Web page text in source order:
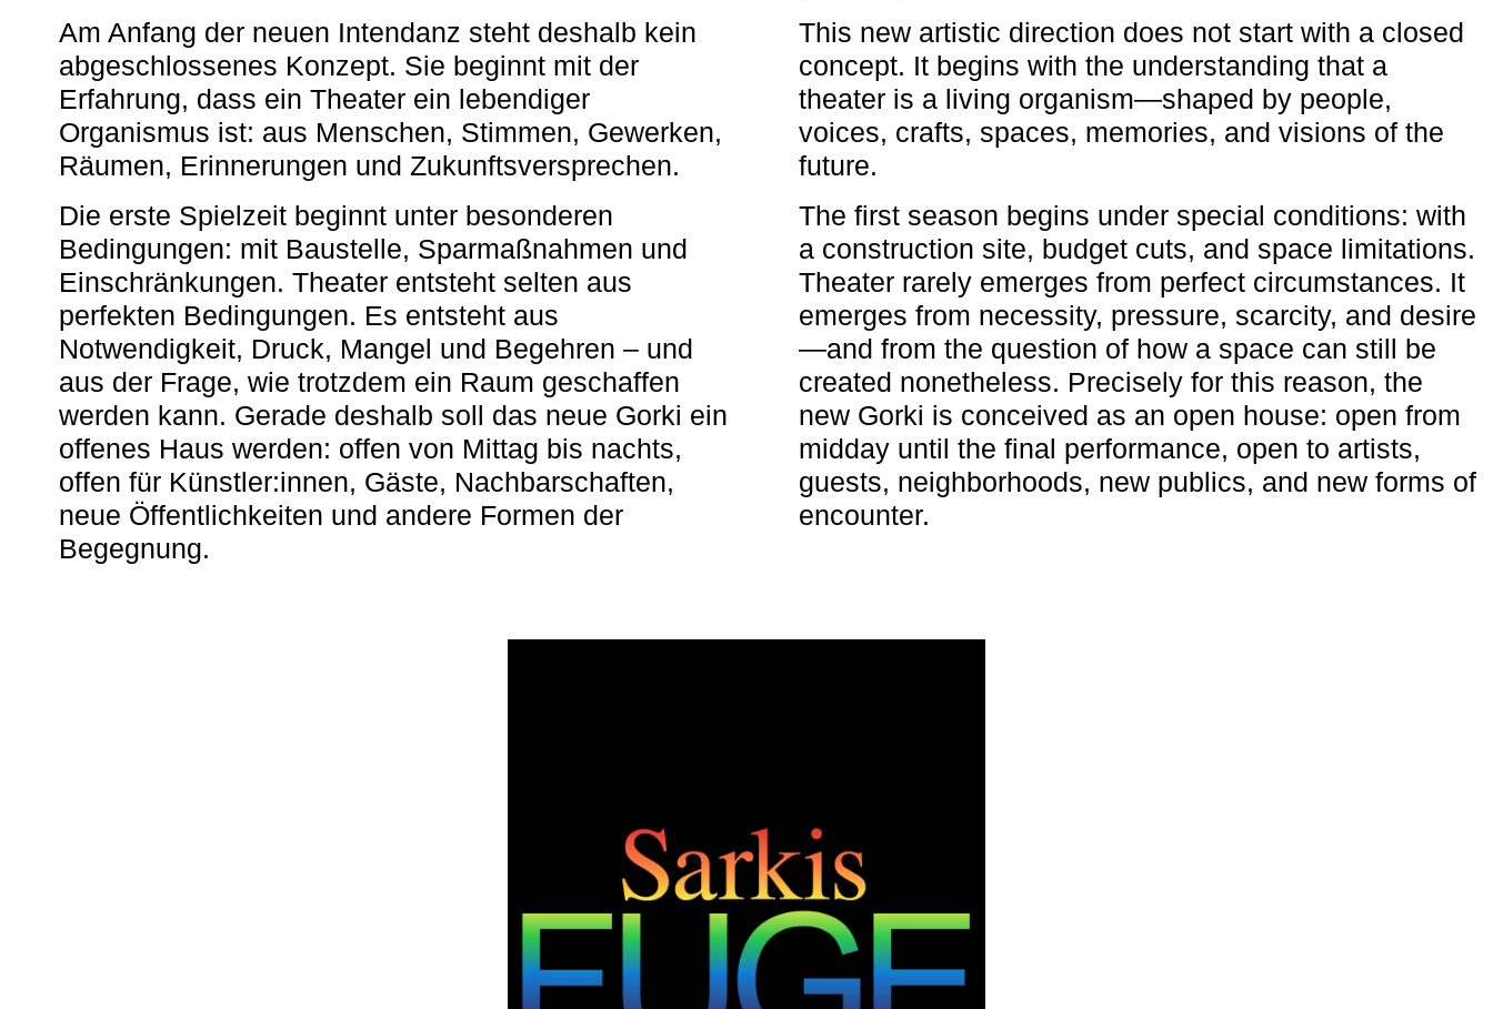
Am Anfang der neuen Intendanz steht deshalb kein
abgeschlossenes Konzept. Sie beginnt mit der
Erfahrung, dass ein Theater ein lebendiger
Organismus ist: aus Menschen, Stimmen, Gewerken,
Räumen, Erinnerungen und Zukunftsversprechen.
Die erste Spielzeit beginnt unter besonderen
Bedingungen: mit Baustelle, Sparmaßnahmen und
Einschränkungen. Theater entsteht selten aus
perfekten Bedingungen. Es entsteht aus
Notwendigkeit, Druck, Mangel und Begehren – und
aus der Frage, wie trotzdem ein Raum geschaffen
werden kann. Gerade deshalb soll das neue Gorki ein
offenes Haus werden: offen von Mittag bis nachts,
offen für Künstler:innen, Gäste, Nachbarschaften,
neue Öffentlichkeiten und andere Formen der
Begegnung.
This new artistic direction does not start with a closed
concept. It begins with the understanding that a
theater is a living organism—shaped by people,
voices, crafts, spaces, memories, and visions of the
future.
The first season begins under special conditions: with
a construction site, budget cuts, and space limitations.
Theater rarely emerges from perfect circumstances. It
emerges from necessity, pressure, scarcity, and desire
—and from the question of how a space can still be
created nonetheless. Precisely for this reason, the
new Gorki is conceived as an open house: open from
midday until the final performance, open to artists,
guests, neighborhoods, new publics, and new forms of
encounter.